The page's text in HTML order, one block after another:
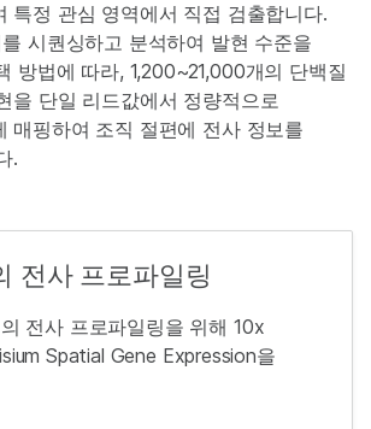
특정 관심 영역에서 직접 검출합니다.
시퀀싱하고 분석하여 발현 수준을
방법에 따라, 1,200~21,000개의 단백질
을 단일 리드값에서 정량적으로
매핑하여 조직 절편에 전사 정보를
.
전사 프로파일링
전사 프로파일링을 위해 10x
Spatial Gene Expression을